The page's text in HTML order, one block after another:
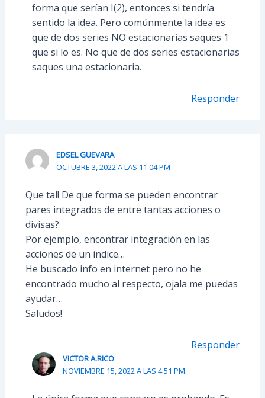
forma que serían I(2), entonces si tendría
sentido la idea. Pero comúnmente la idea es
que de dos series NO estacionarias saques 1
que si lo es. No que de dos series estacionarias
saques una estacionaria.
Responder
EDSEL GUEVARA
OCTUBRE 3, 2022 A LAS 11:04 PM
Que tal! De que forma se pueden encontrar
pares integrados de entre tantas acciones o
divisas?
Por ejemplo, encontrar integración en las
acciones de un indice…
He buscado info en internet pero no he
encontrado mucho al respecto, ojala me puedas
ayudar…
Saludos!
Responder
VICTOR A.RICO
NOVIEMBRE 15, 2022 A LAS 4:51 PM